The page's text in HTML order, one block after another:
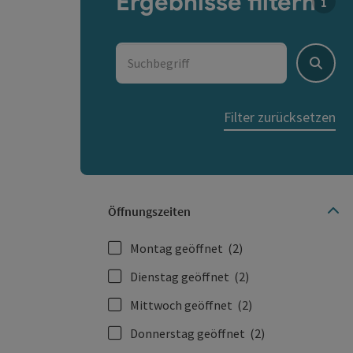
Suchbegriff
Suchen
Filter zurücksetzen
Öffnungszeiten
Montag geöffnet (2)
Dienstag geöffnet (2)
Mittwoch geöffnet (2)
Donnerstag geöffnet (2)